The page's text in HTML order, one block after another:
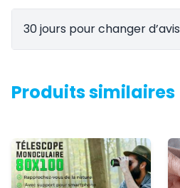
30 jours pour changer d’avis
Produits similaires